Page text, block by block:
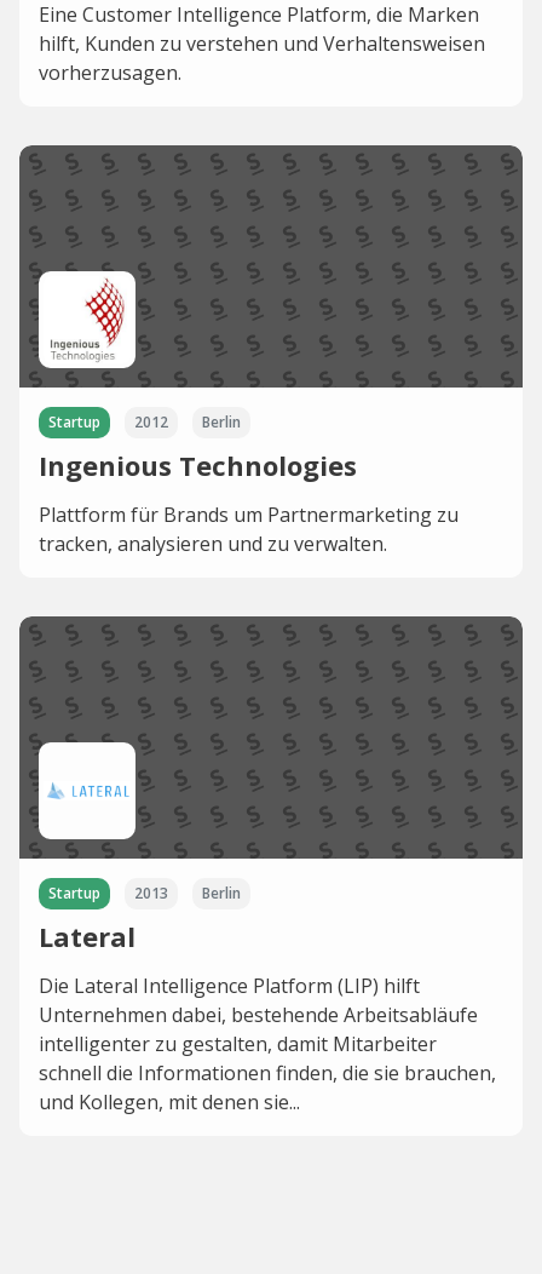
Eine Customer Intelligence Platform, die Marken
hilft, Kunden zu verstehen und Verhaltensweisen
vorherzusagen.
Startup 2012 Berlin
Ingenious Technologies
Plattform für Brands um Partnermarketing zu
tracken, analysieren und zu verwalten.
Startup 2013 Berlin
Lateral
Die Lateral Intelligence Platform (LIP) hilft
Unternehmen dabei, bestehende Arbeitsabläufe
intelligenter zu gestalten, damit Mitarbeiter
schnell die Informationen finden, die sie brauchen,
und Kollegen, mit denen sie...